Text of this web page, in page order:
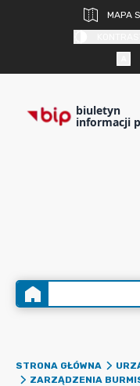
MAPA
biuletyn
informacji
STRONA GŁÓWNA
ZARZĄDZENIA